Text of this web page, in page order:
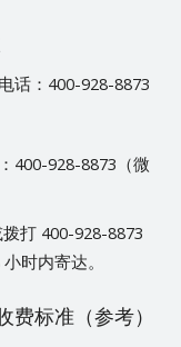
话：400-928-8873
400-928-8873（微
打 400-928-8873
时内寄达。
标准（参考）